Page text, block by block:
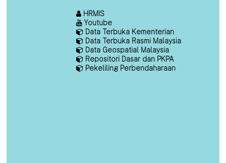
HRMIS
Youtube
Data Terbuka Kementerian
Data Terbuka Rasmi Malaysia
Data Geospatial Malaysia
Repositori Dasar dan PKPA
Pekeliling Perbendaharaan